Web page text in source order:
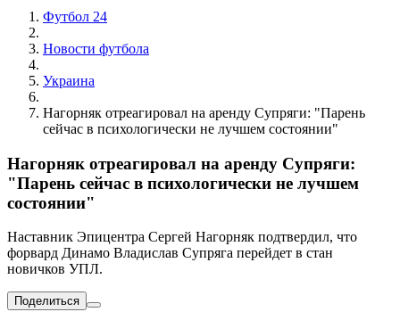
Футбол 24
Новости футбола
Украина
Нагорняк отреагировал на аренду Супряги: "Парень
сейчас в психологически не лучшем состоянии"
Нагорняк отреагировал на аренду Супряги:
"Парень сейчас в психологически не лучшем
состоянии"
Наставник Эпицентра Сергей Нагорняк подтвердил, что
форвард Динамо Владислав Супряга перейдет в стан
новичков УПЛ.
Поделиться